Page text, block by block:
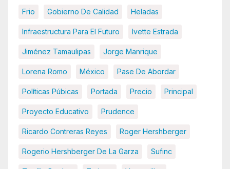
Frio Gobierno De Calidad Heladas
Infraestructura Para El Futuro Ivette Estrada
Jiménez Tamaulipas Jorge Manrique
Lorena Romo México Pase De Abordar
Políticas Púbicas Portada Precio Principal
Proyecto Educativo Prudence
Ricardo Contreras Reyes Roger Hershberger
Rogerio Hershberger De La Garza Sufinc